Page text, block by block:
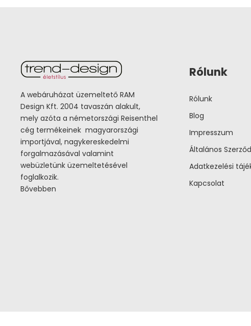
A webáruházat üzemeltető RAM
Design Kft. 2004 tavaszán alakult,
mely azóta a németországi Reisenthel
cég termékeinek magyarországi
importjával, nagykereskedelmi
forgalmazásával valamint
webüzletünk üzemeltetésével
foglalkozik.
Bővebben
Rólunk
Rólunk
Blog
Impresszum
Általános
Adatkezelési
Kapcsolat